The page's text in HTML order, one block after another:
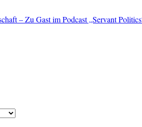
– Zu Gast im Podcast „Servant